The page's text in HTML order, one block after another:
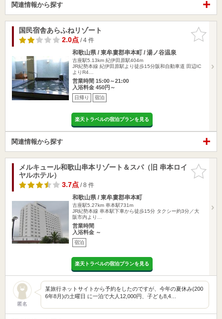
関連情報から探す
お気に入
りに追加
国民宿舎あらふねリゾート
2.0点/ 4 件
和歌山県 / 東牟婁郡串本町 / 湯ノ谷温泉
古座駅5.13km 紀伊田原駅404m
JR紀勢本線 紀伊田原駅より徒歩15分阪和自動車道 田辺IC
よりR4…
営業時間 15:00～21:00
入浴料金 450円～
日帰り 宿泊
楽天トラベルの宿泊プランを見る
関連情報から探す
お気に入
りに追加
メルキュール和歌山串本リゾート＆スパ（旧 串本ロイ
ヤルホテル）
3.7点/ 8 件
和歌山県 / 東牟婁郡串本町
古座駅5.27km 串本駅731m
JR紀勢本線 串本駅下車から徒歩15分 タクシー約3分／大
阪市内より…
営業時間
入浴料金 ～
宿泊
楽天トラベルの宿泊プランを見る
匿名
某旅行ネットサイトから予約をしたのですが、今年の夏休み(200
6年8月)の土曜日 に一泊で大人12,000円、子ども8,4…